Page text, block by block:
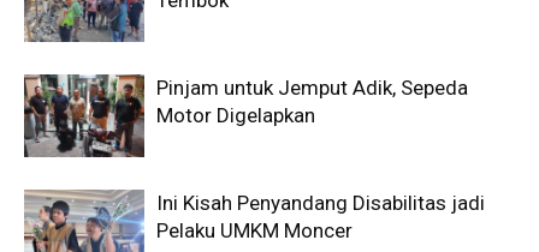
Pinjam untuk Jemput Adik, Sepeda
Motor Digelapkan
Ini Kisah Penyandang Disabilitas jadi
Pelaku UMKM Moncer